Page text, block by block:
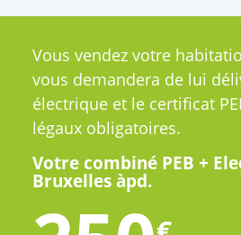
Vous vendez votre
vous demandera de lui
électrique et le certificat
légaux obligatoires.
Votre combiné PEB +
Bruxelles àpd.